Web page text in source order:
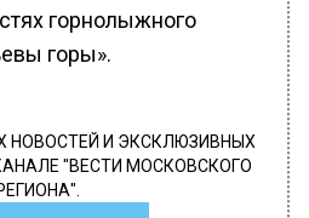
горнолыжного
горы».
НОВОСТЕЙ И ЭКСКЛЮЗИВНЫХ
"ВЕСТИ МОСКОВСКОГО